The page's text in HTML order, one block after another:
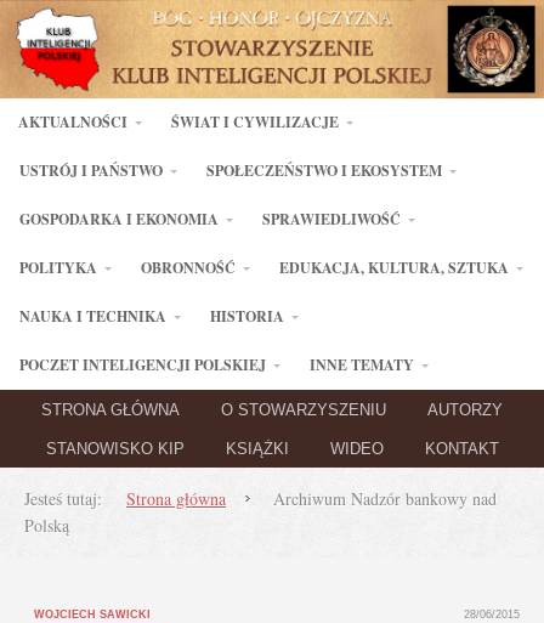
AKTUALNOŚCI ŚWIAT I CYWILIZACJE
USTRÓJ I PAŃSTWO SPOŁECZEŃSTWO I EKOSYSTEM
GOSPODARKA I EKONOMIA SPRAWIEDLIWOŚĆ
POLITYKA OBRONNOŚĆ EDUKACJA, KULTURA, SZTUKA
NAUKA I TECHNIKA HISTORIA
POCZET INTELIGENCJI POLSKIEJ INNE TEMATY
STRONA GŁÓWNA O STOWARZYSZENIU AUTORZY
STANOWISKO KIP KSIĄŻKI WIDEO KONTAKT
Jesteś tutaj: Strona główna
Archiwum Nadzór bankowy nad
Polską
WOJCIECH SAWICKI 28/06/2015